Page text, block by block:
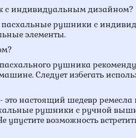
с индивидуальным дизайном?
рушники с
элементы.
рушника
Следует избегать
настоящий шедевр ремесла и
рушники с ручной
возможность